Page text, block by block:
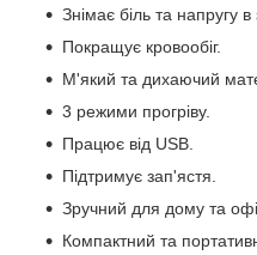
Знімає біль та напругу в
Покращує кровообіг.
М'який та дихаючий
3 режими прогріву.
Працює від USB.
Підтримує зап'ястя.
Зручний для дому та
Компактний та